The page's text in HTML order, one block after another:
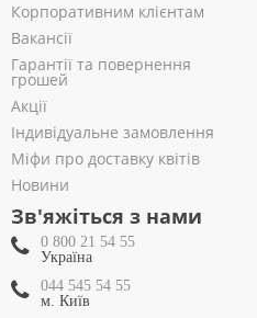
Корпоративним клієнтам
Вакансії
Гарантії та повернення
грошей
Акції
Індивідуальне замовлення
Міфи про доставку квітів
Новини
Зв'яжіться з нами
0 800 21 54 55
Україна
044 545 54 55
м. Київ